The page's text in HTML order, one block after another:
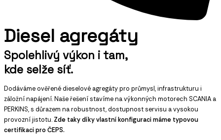
Diesel agregáty
Spolehlivý výkon i tam,
kde selže síť.
Dodáváme ověřené dieselové agregáty pro průmysl, infrastrukturu i
záložní napájení. Naše řešení stavíme na výkonných motorech SCANIA a
PERKINS, s důrazem na robustnost, dostupnost servisu a vysokou
provozní jistotu. Zde taky díky vlastní konfiguraci máme typovou
certifikaci pro ČEPS.